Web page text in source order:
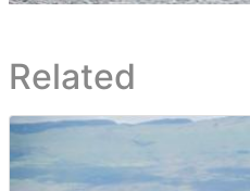
Related